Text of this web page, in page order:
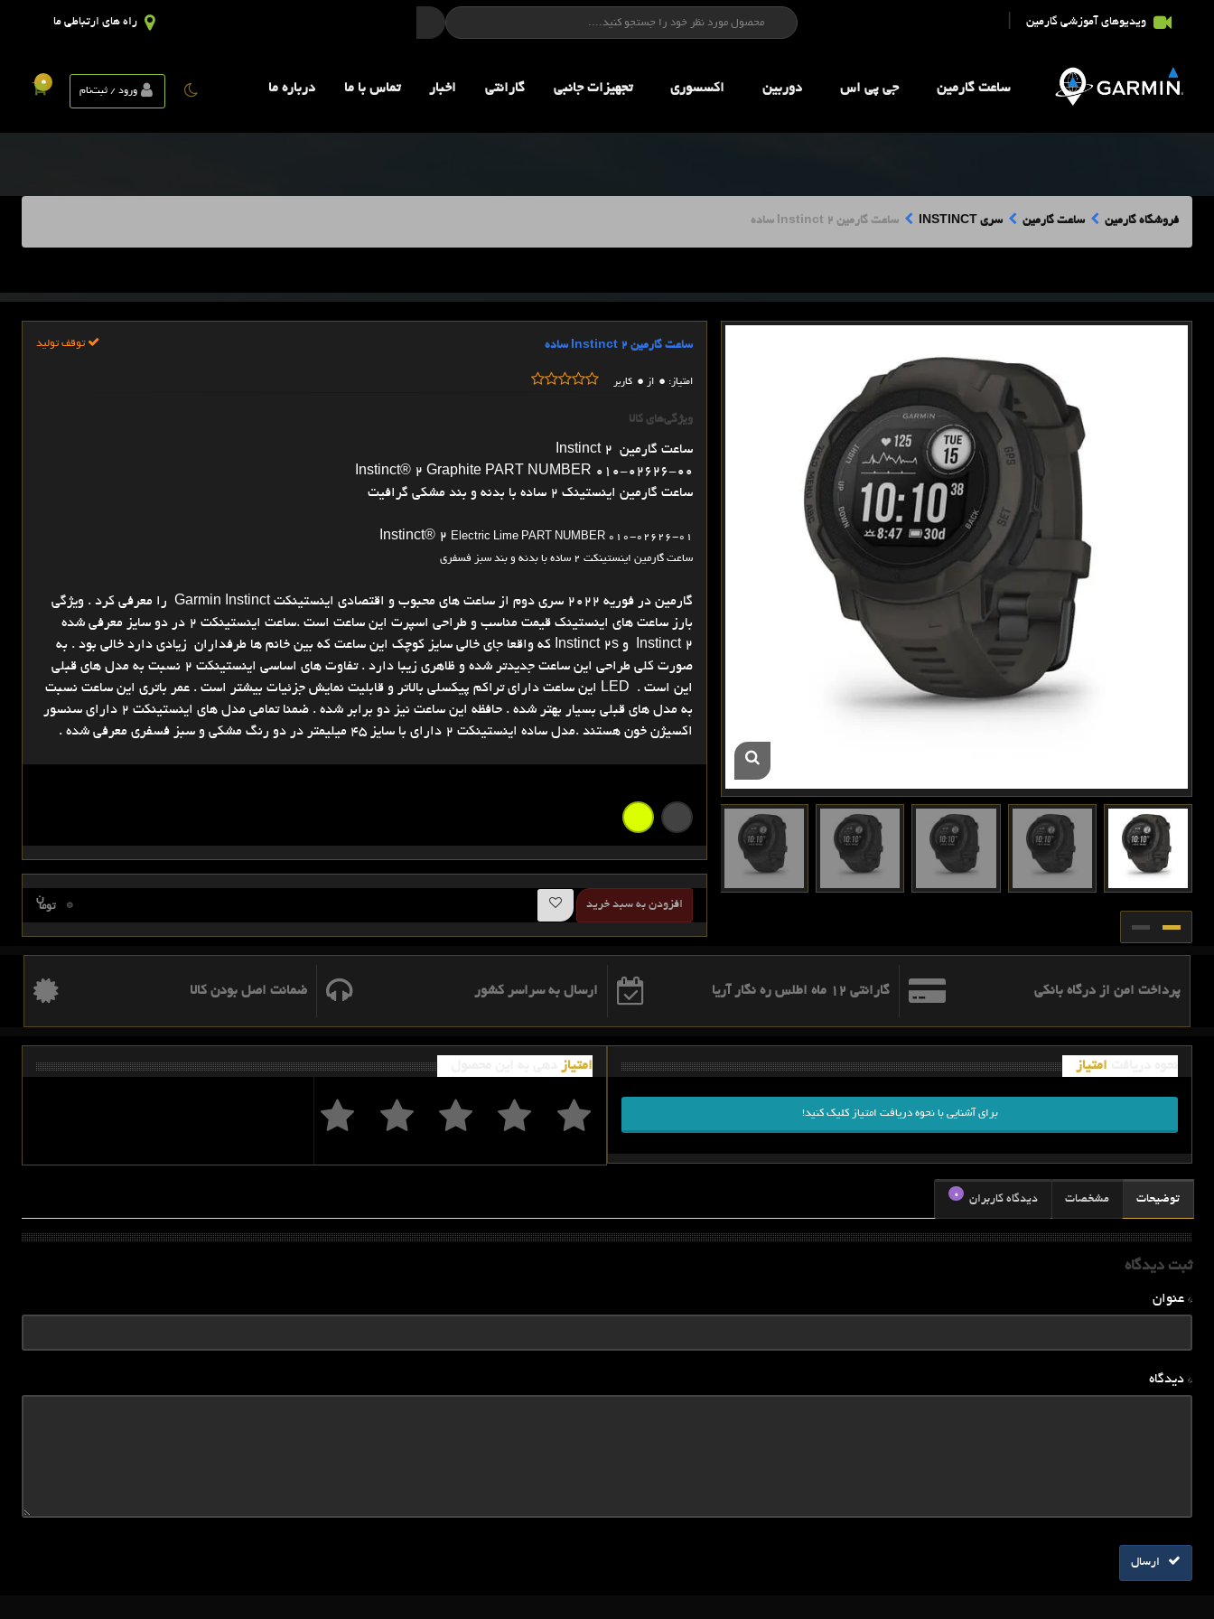
ویدیوهای آموزشی گارمین راه های ارتباطی ما
ورود / ثبت‌نام
0 ساعت گارمین جی پی اس دوربین اکسسوری تجهيزات جانبي گارانتی اخبار تماس با ما درباره ما
فروشگاه گارمین ساعت گارمین سری INSTINCT ساعت گارمین Instinct 2 ساده
ساعت گارمین Instinct 2 ساده توقف تولید
امتیاز: 0 از 0 کاربر
ویژگی‌های کالا
ساعت گارمین Instinct 2
Instinct® 2 Graphite PART NUMBER 010-02626-00
ساعت گارمین اینستینک 2 ساده با بدنه و بند مشکی گرافیت
Instinct® 2 Electric Lime PART NUMBER 010-02626-01
ساعت گارمین اینستینکت 2 ساده با بدنه و بند سبز فسفری
گارمین در فوریه 2022 سری دوم از ساعت های محبوب و اقتصادی اینستینکت Garmin Instinct را معرفی کرد . ویژگی
بارز ساعت های اینستینک قیمت مناسب و طراحی اسپرت این ساعت است .ساعت اینستینکت 2 در دو سایز معرفی شده
Instinct 2 و Instinct 2s که واقعا جای خالی سایز کوچک این ساعت که بین خانم ها طرفداران زیادی دارد خالی بود . به
صورت کلی طراحی این ساعت جدیدتر شده و ظاهری زیبا دارد . تفاوت های اساسی اینستینکت 2 نسبت به مدل های قبلی
این است . LED این ساعت دارای تراکم پیکسلی بالاتر و قابلیت نمایش جزئیات بیشتر است . عمر باتری این ساعت نسبت
به مدل های قبلی بسیار بهتر شده . حافظه این ساعت نیز دو برابر شده . ضمنا تمامی مدل های اینستینکت 2 دارای سنسور
اکسیژن خون هستند .مدل ساده اینستینکت 2 دارای با سایز 45 میلیمتر در دو رنگ مشکی و سبز فسفری معرفی شده .
افزودن به سبد خرید توما
ن 0
پرداخت امن از درگاه بانکی گارانتی 12 ماه اطلس ره نگار آریا ارسال به سراسر کشور ضمانت اصل بودن کالا
امتیاز
برای آشنایی با نحوه دریافت امتیاز کلیک کنید!
امتیاز
توضیحات مشخصات 0 دیدگاه کاربران
ثبت دیدگاه
* عنوان
* دیدگاه
ارسال